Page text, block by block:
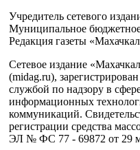
Учредитель сетевого
Муниципальное
Редакция газеты
Сетевое издание
(midag.ru),
службой по надзору в
информационных
коммуникаций.
регистрации средства
ЭЛ № ФС 77 - 69872 от 29